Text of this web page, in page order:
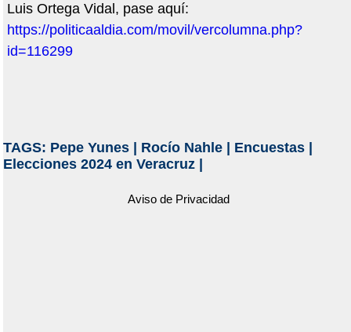
Luis Ortega Vidal, pase aquí:
https://politicaaldia.com/movil/vercolumna.php?
id=116299
TAGS: Pepe Yunes| Rocío Nahle| Encuestas|
Elecciones 2024 en Veracruz|
Aviso de Privacidad